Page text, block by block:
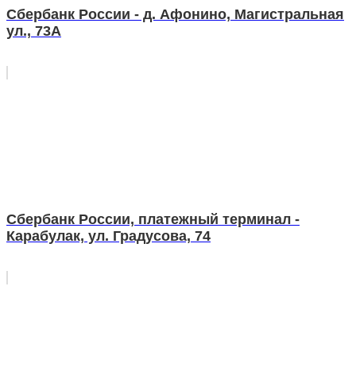
Сбербанк России - д. Афонино, Магистральная
ул., 73А
Сбербанк России, платежный терминал -
Карабулак, ул. Градусова, 74